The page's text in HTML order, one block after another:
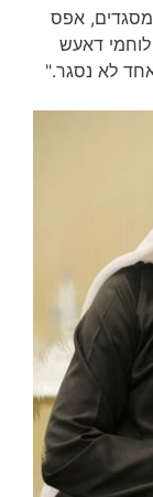
ומה בונים רדיקלים עם הכוח הזה? 5,000 מסגדים, אפס
בתי חולים. מהמסגדים האלה נולדו 1,500 לוחמי דאעש
לא נסגר."